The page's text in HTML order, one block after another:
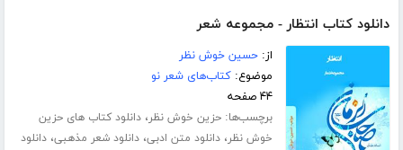
دانلود کتاب انتظار - مجموعه شعر
از:حسین خوش نظر
موضوع:کتاب‌های شعر نو
۴۴ صفحه
برچسب‌ها:حزین خوش نظر،دانلود کتاب های حزین
خوش نظر،دانلود متن ادبی،دانلود شعر مذهبی،دانلود